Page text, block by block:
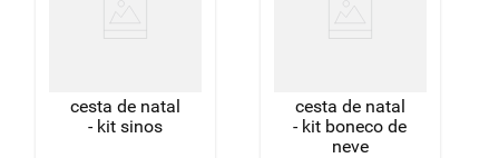
cesta de natal
- kit sinos
cesta de natal
- kit boneco de
neve